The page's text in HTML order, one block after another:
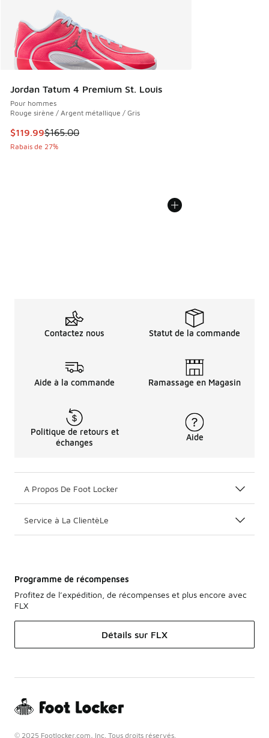
Jordan Tatum 4 Premium St. Louis
Pour hommes
Rouge sirène / Argent métallique / Gris
Cet article est en solde. Le prix est passé de $165.00 à
$119.99$165.00
Rabais de 27%
Contactez nous Statut de la commande
Aide à la commande Ramassage en Magasin
Politique de retours et
échanges
Aide
A Propos De Foot Locker
Service à La ClientèLe
Programme de récompenses
Profitez de l’expédition, de récompenses et plus encore avec
FLX
Détails sur FLX
© 2025 Footlocker.com, Inc. Tous droits réservés.